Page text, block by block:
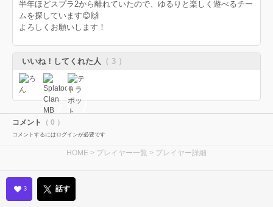
半年ほどスプラ2から離れていたので、ゆるりと楽しく遊べるチー
ムを探しています😊🙌
よろしくお願いします！
いいね！してくれた人 （ 3 ）
コメント （ 0 ）
コメントするにはログインが必要です
HOME > プレイヤー一覧 > プレイヤー詳細
3 話す